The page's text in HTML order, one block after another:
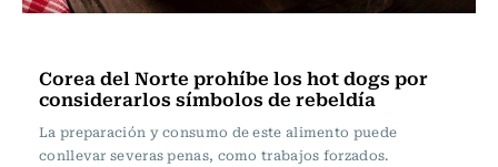
Corea del Norte prohíbe los hot dogs por
considerarlos símbolos de rebeldía
La preparación y consumo de este alimento puede
conllevar severas penas, como trabajos forzados.